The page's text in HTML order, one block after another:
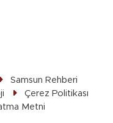
Samsun Rehberi
Çerez Politikası
Metni